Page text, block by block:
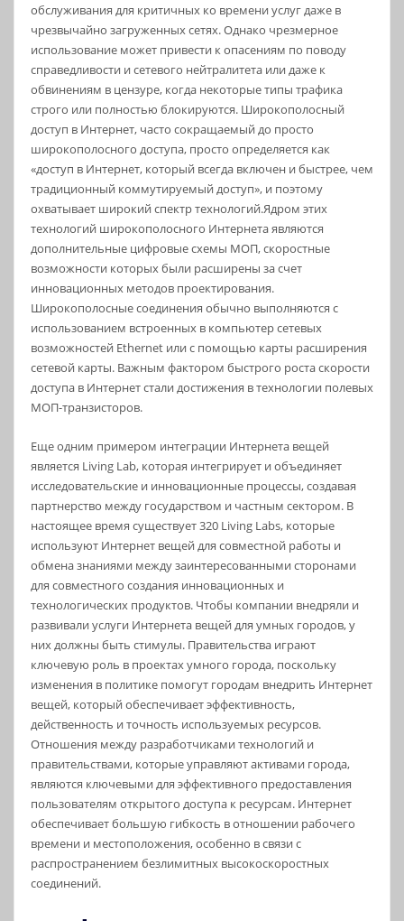
обслуживания для критичных ко времени услуг даже в
чрезвычайно загруженных сетях. Однако чрезмерное
использование может привести к опасениям по поводу
справедливости и сетевого нейтралитета или даже к
обвинениям в цензуре, когда некоторые типы трафика
строго или полностью блокируются. Широкополосный
доступ в Интернет, часто сокращаемый до просто
широкополосного доступа, просто определяется как
«доступ в Интернет, который всегда включен и быстрее, чем
традиционный коммутируемый доступ», и поэтому
охватывает широкий спектр технологий.Ядром этих
технологий широкополосного Интернета являются
дополнительные цифровые схемы МОП, скоростные
возможности которых были расширены за счет
инновационных методов проектирования.
Широкополосные соединения обычно выполняются с
использованием встроенных в компьютер сетевых
возможностей Ethernet или с помощью карты расширения
сетевой карты. Важным фактором быстрого роста скорости
доступа в Интернет стали достижения в технологии полевых
МОП-транзисторов.
Еще одним примером интеграции Интернета вещей
является Living Lab, которая интегрирует и объединяет
исследовательские и инновационные процессы, создавая
партнерство между государством и частным сектором. В
настоящее время существует 320 Living Labs, которые
используют Интернет вещей для совместной работы и
обмена знаниями между заинтересованными сторонами
для совместного создания инновационных и
технологических продуктов. Чтобы компании внедряли и
развивали услуги Интернета вещей для умных городов, у
них должны быть стимулы. Правительства играют
ключевую роль в проектах умного города, поскольку
изменения в политике помогут городам внедрить Интернет
вещей, который обеспечивает эффективность,
действенность и точность используемых ресурсов.
Отношения между разработчиками технологий и
правительствами, которые управляют активами города,
являются ключевыми для эффективного предоставления
пользователям открытого доступа к ресурсам. Интернет
обеспечивает большую гибкость в отношении рабочего
времени и местоположения, особенно в связи с
распространением безлимитных высокоскоростных
соединений.